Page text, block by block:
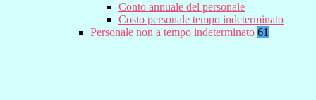
Conto annuale del personale
Costo personale tempo indeterminato
Personale non a tempo indeterminato 61